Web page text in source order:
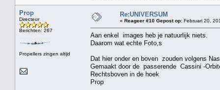
Prop
Directeur
Berichten: 267
Propellers zingen altijd
Re:UNIVERSUM
« Reageer #10 Gepost op: Februari 20,
Aan enkel images heb je natuurlijk niets.
Daarom wat echte Foto,s
Dat hier onder en boven zouden volgens
Gemaakt door de passerende Cassini -
Rechtsboven in de hoek
Prop